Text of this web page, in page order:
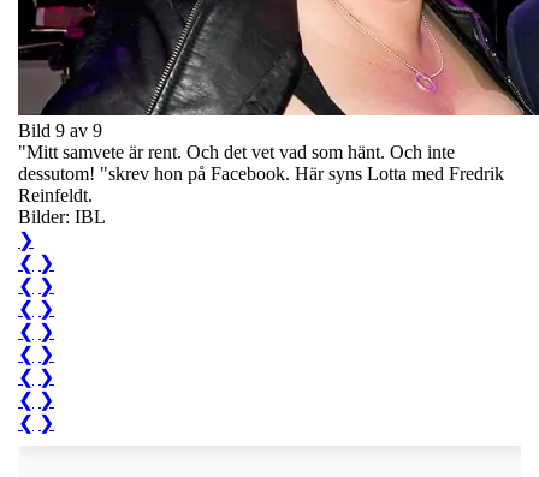
Bild 9 av 9
"Mitt samvete är rent. Och det vet vad som hänt. Och inte
dessutom! "skrev hon på Facebook. Här syns Lotta med Fredrik
Reinfeldt.
Bilder: IBL
❯
❮ ❯
❮ ❯
❮ ❯
❮ ❯
❮ ❯
❮ ❯
❮ ❯
❮ ❯